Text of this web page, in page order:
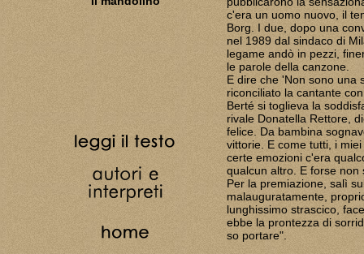
c'era un uomo nuovo, il
Borg. I due, dopo una
nel 1989 dal sindaco di
legame andò in pezzi,
le parole della canzone.
E dire che 'Non sono una
riconciliato la cantante
Berté si toglieva la
rivale Donatella Rettore,
felice. Da bambina
vittorie. E come tutti, i
certe emozioni c'era
qualcun altro. E forse
Per la premiazione, salì
malauguratamente,
lunghissimo strascico,
ebbe la prontezza di
so portare".